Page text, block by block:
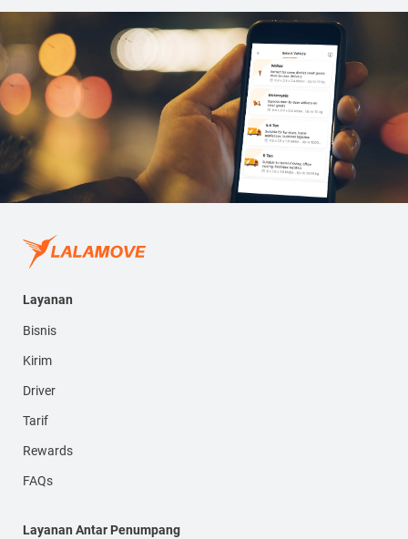
Layanan
Bisnis
Kirim
Driver
Tarif
Rewards
FAQs
Layanan Antar Penumpang